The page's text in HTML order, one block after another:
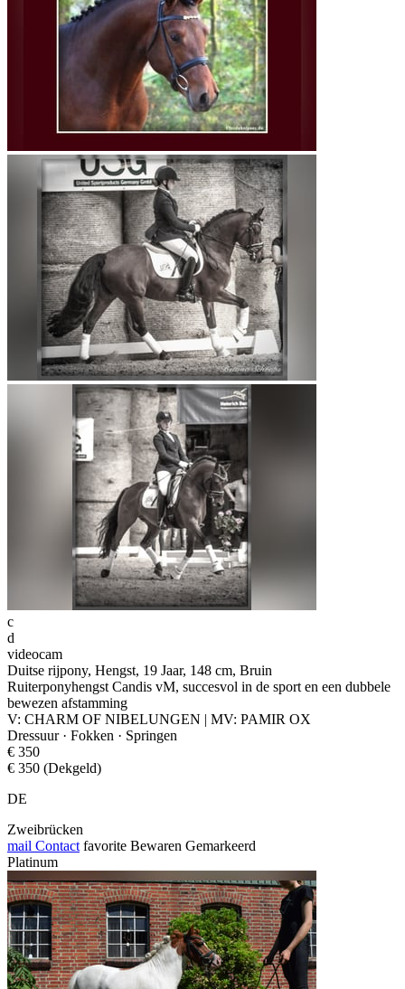
c
d
videocam
Duitse rijpony, Hengst, 19 Jaar, 148 cm, Bruin
Ruiterponyhengst Candis vM, succesvol in de sport en een dubbele
bewezen afstamming
V: CHARM OF NIBELUNGEN | MV: PAMIR OX
Dressuur · Fokken · Springen
€ 350
€ 350 (Dekgeld)
DE
Zweibrücken
mail Contact favorite Bewaren Gemarkeerd
Platinum